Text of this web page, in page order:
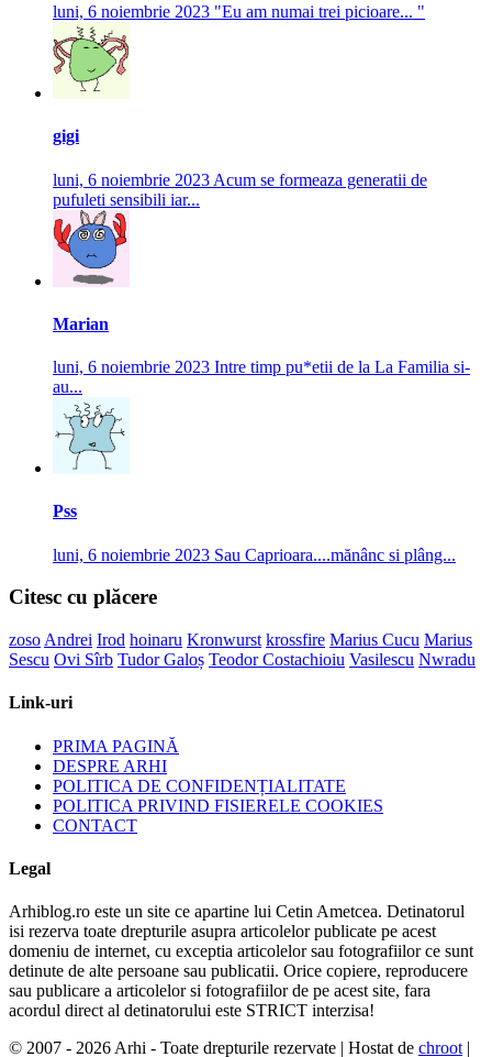
luni, 6 noiembrie 2023 "Eu am numai trei picioare... "
gigi
luni, 6 noiembrie 2023 Acum se formeaza generatii de
pufuleti sensibili iar...
Marian
luni, 6 noiembrie 2023 Intre timp pu*etii de la La Familia si-
au...
Pss
luni, 6 noiembrie 2023 Sau Caprioara....mănânc si plâng...
Citesc cu plăcere
zoso Andrei Irod hoinaru Kronwurst krossfire Marius Cucu Marius
Sescu Ovi Sîrb Tudor Galoș Teodor Costachioiu Vasilescu Nwradu
Link-uri
PRIMA PAGINĂ
DESPRE ARHI
POLITICA DE CONFIDENȚIALITATE
POLITICA PRIVIND FISIERELE COOKIES
CONTACT
Legal
Arhiblog.ro este un site ce apartine lui Cetin Ametcea. Detinatorul
isi rezerva toate drepturile asupra articolelor publicate pe acest
domeniu de internet, cu exceptia articolelor sau fotografiilor ce sunt
detinute de alte persoane sau publicatii. Orice copiere, reproducere
sau publicare a articolelor si fotografiilor de pe acest site, fara
acordul direct al detinatorului este STRICT interzisa!
© 2007 - 2026 Arhi - Toate drepturile rezervate | Hostat de chroot |